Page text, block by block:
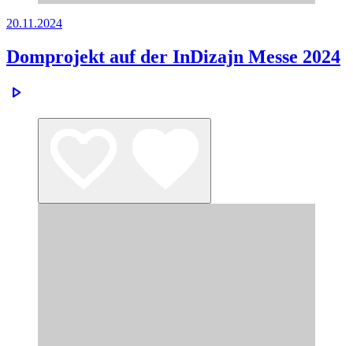
20.11.2024
Domprojekt auf der InDizajn Messe 2024
play_arrow